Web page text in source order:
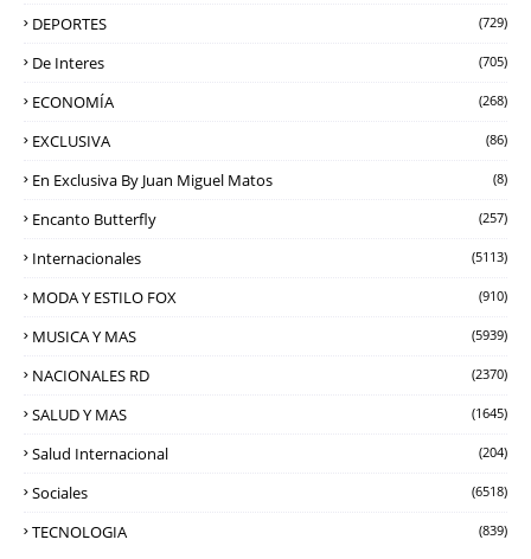
DEPORTES (729)
De Interes (705)
ECONOMÍA (268)
EXCLUSIVA (86)
En Exclusiva By Juan Miguel Matos (8)
Encanto Butterfly (257)
Internacionales (5113)
MODA Y ESTILO FOX (910)
MUSICA Y MAS (5939)
NACIONALES RD (2370)
SALUD Y MAS (1645)
Salud Internacional (204)
Sociales (6518)
TECNOLOGIA (839)